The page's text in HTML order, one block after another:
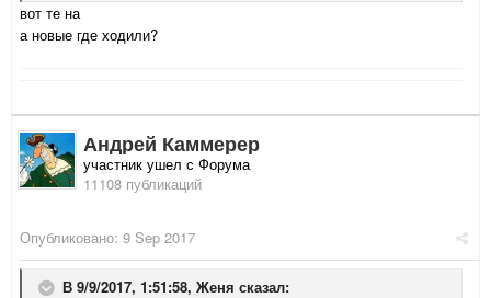
вот те на
а новые где ходили?
Андрей Каммерер
участник ушел с Форума
11108 публикаций
Опубликовано: 9 Sep 2017
В 9/9/2017, 1:51:58, Женя сказал: